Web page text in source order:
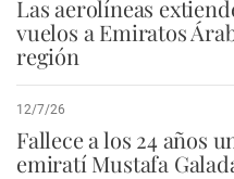
Las aerolíneas
vuelos a Emiratos
región
12/7/26
Fallece a los 24 años
emiratí Mustafa